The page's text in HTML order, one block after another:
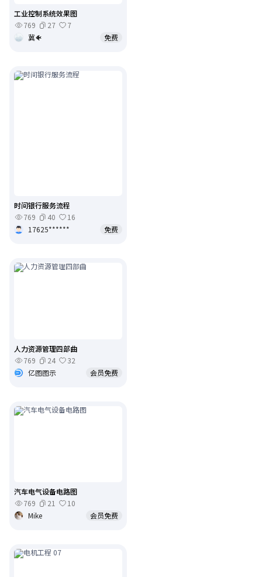
工业控制系统效果图
769
27
7
冀🐠
免费
时间银行服务流程
769
40
16
17625******
免费
人力资源管理四部曲
769
24
32
亿图图示
会员免费
汽车电气设备电路图
769
21
10
Mike
会员免费